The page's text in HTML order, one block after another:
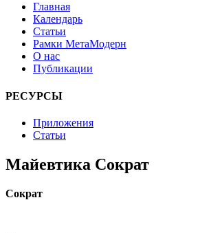
Главная
Календарь
Статьи
Рамки МетаМодерн
О нас
Публикации
РЕСУРСЫ
Приложения
Статьи
Майевтика Сократ
Сократ